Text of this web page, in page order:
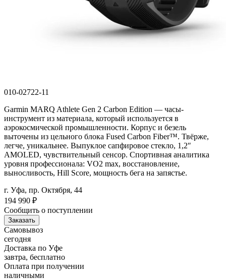
010-02722-11
Garmin MARQ Athlete Gen 2 Carbon Edition — часы-
инструмент из материала, который используется в
аэрокосмической промышленности. Корпус и безель
выточены из цельного блока Fused Carbon Fiber™. Твёрже,
легче, уникальнее. Выпуклое сапфировое стекло, 1,2″
AMOLED, чувствительный сенсор. Спортивная аналитика
уровня профессионала: VO2 max, восстановление,
выносливость, Hill Score, мощность бега на запястье.
г. Уфа, пр. Октября, 44
194 990 ₽
Сообщить о поступлении
Заказать
Самовывоз
сегодня
Доставка по Уфе
завтра, бесплатно
Оплата при получении
наличными